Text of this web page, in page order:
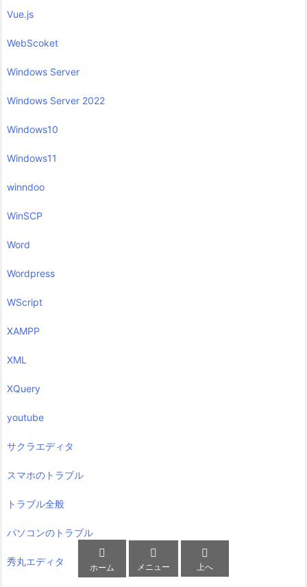
Vue.js
WebScoket
Windows Server
Windows Server 2022
Windows10
Windows11
winndoo
WinSCP
Word
Wordpress
WScript
XAMPP
XML
XQuery
youtube
サクラエディタ
スマホのトラブル
トラブル全般
パソコンのトラブル
秀丸エディタ

ホーム

メニュー

上へ